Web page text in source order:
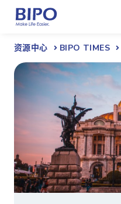
资源中心 BIPO TIMES